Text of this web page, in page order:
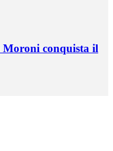
conquista il